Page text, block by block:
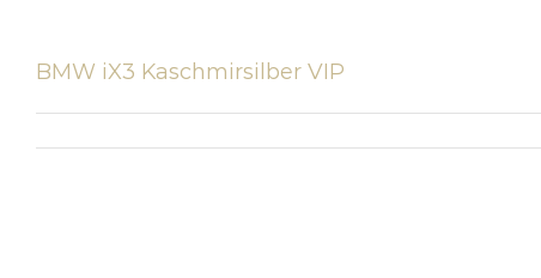
BMW iX3 Kaschmirsilber VIP